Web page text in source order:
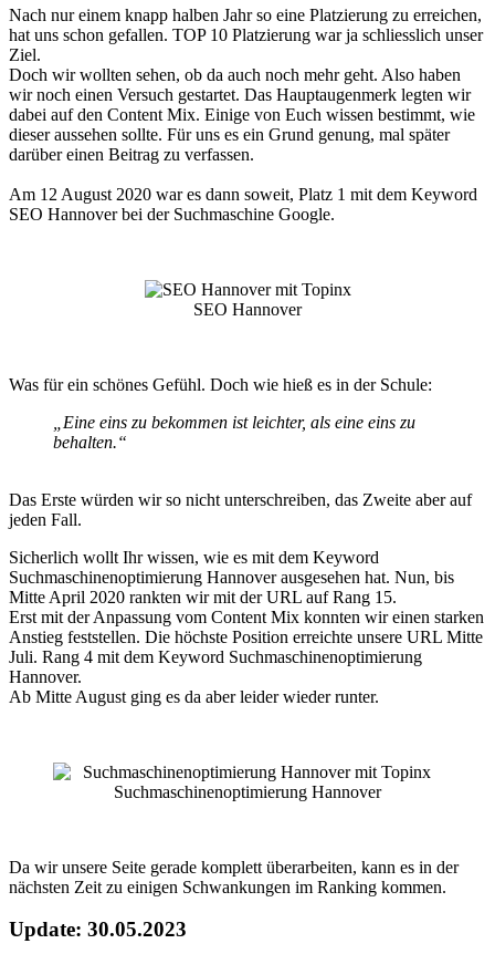
Nach nur einem knapp halben Jahr so eine Platzierung zu erreichen,
hat uns schon gefallen. TOP 10 Platzierung war ja schliesslich unser
Ziel.
Doch wir wollten sehen, ob da auch noch mehr geht. Also haben
wir noch einen Versuch gestartet. Das Hauptaugenmerk legten wir
dabei auf den Content Mix. Einige von Euch wissen bestimmt, wie
dieser aussehen sollte. Für uns es ein Grund genung, mal später
darüber einen Beitrag zu verfassen.
Am 12 August 2020 war es dann soweit, Platz 1 mit dem Keyword
SEO Hannover bei der Suchmaschine Google.
SEO Hannover
Was für ein schönes Gefühl. Doch wie hieß es in der Schule:
„Eine eins zu bekommen ist leichter, als eine eins zu
behalten.“
Das Erste würden wir so nicht unterschreiben, das Zweite aber auf
jeden Fall.
Sicherlich wollt Ihr wissen, wie es mit dem Keyword
Suchmaschinenoptimierung Hannover ausgesehen hat. Nun, bis
Mitte April 2020 rankten wir mit der URL auf Rang 15.
Erst mit der Anpassung vom Content Mix konnten wir einen starken
Anstieg feststellen. Die höchste Position erreichte unsere URL Mitte
Juli. Rang 4 mit dem Keyword Suchmaschinenoptimierung
Hannover.
Ab Mitte August ging es da aber leider wieder runter.
Suchmaschinenoptimierung Hannover
Da wir unsere Seite gerade komplett überarbeiten, kann es in der
nächsten Zeit zu einigen Schwankungen im Ranking kommen.
Update: 30.05.2023